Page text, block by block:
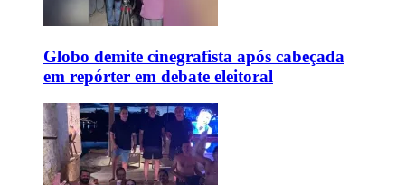
Globo demite cinegrafista após cabeçada
em repórter em debate eleitoral